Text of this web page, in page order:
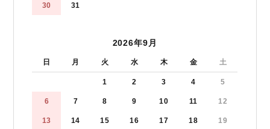
30 31
2026年9月
日 月 火 水 木 金 土
1 2 3 4 5
6 7 8 9 10 11 12
13 14 15 16 17 18 19